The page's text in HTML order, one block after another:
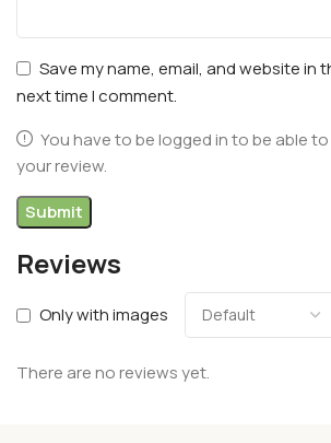
Reviews
Only with images
There are no reviews yet.
Save my name, email, and website in
next time I comment.
You have to be logged in to be able
your review.